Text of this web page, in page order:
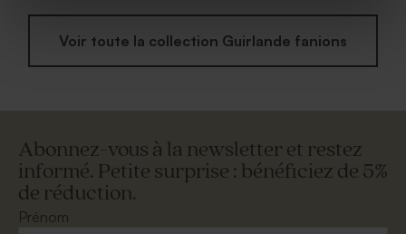
Voir toute la collection Guirlande fanions
Abonnez-vous à la newsletter et restez
informé. Petite surprise : bénéficiez de 5%
de réduction.
Prénom